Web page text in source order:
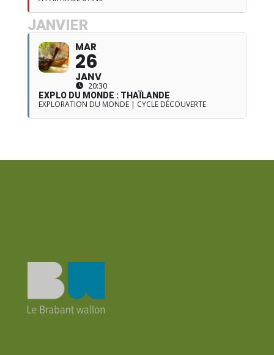
JANVIER
MAR
26
JANV
20:30
EXPLO DU MONDE : THAÏLANDE
EXPLORATION DU MONDE | CYCLE DÉCOUVERTE